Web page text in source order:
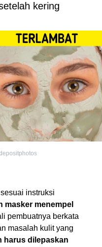
kering
instruksi
masker menempel
pembuatnya berkata
masalah kulit yang
harus dilepaskan